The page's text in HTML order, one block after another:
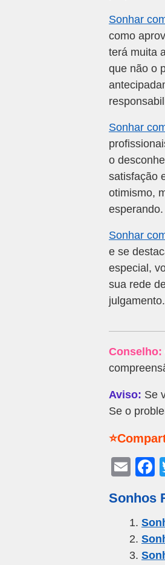
Sonhar
como
terá muita
que não o
Sonhar
o
satisfação
otimismo,
esperando.
Sonhar
e se
especial,
sua rede
Conselho:
Aviso: Se
Se o
E
ail c
e
b
Sonhos